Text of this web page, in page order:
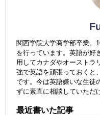
関西学院大学商学部卒業。
を行っています。英語が好
用してカナダやオーストラ
強で英語を頑張っておくと
です。今は英語嫌いな生徒
ずに素直に相談していただ
最近書いた記事